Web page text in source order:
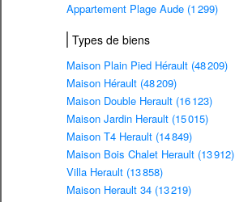
Appartement Plage Aude (1 299)
Types de biens
Maison Plain Pied Hérault (48 209)
Maison Hérault (48 209)
Maison Double Herault (16 123)
Maison Jardin Herault (15 015)
Maison T4 Herault (14 849)
Maison Bois Chalet Herault (13 912)
Villa Herault (13 858)
Maison Herault 34 (13 219)